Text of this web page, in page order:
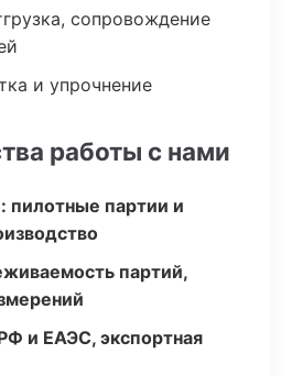
сопровождение
и упрочнение
работы с нами
пилотные партии и
партий,
и ЕАЭС, экспортная